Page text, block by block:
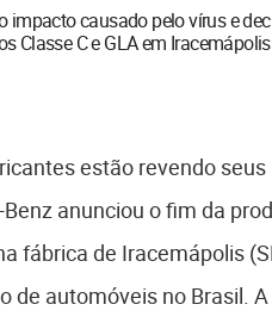
impacto causado pelo vírus e
Classe C e GLA em
estão revendo seus
anunciou o fim da
fábrica de Iracemápolis
de automóveis no Brasil.